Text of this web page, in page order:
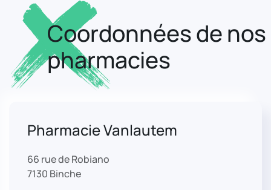
Coordonnées de nos
pharmacies
Pharmacie Vanlautem
66 rue de Robiano
7130 Binche